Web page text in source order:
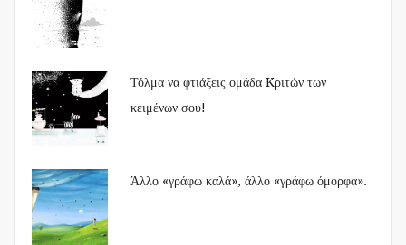
Τόλμα να φτιάξεις ομάδα Kριτών των
κειμένων σου!
Άλλο «γράφω καλά», άλλο «γράφω όμορφα».